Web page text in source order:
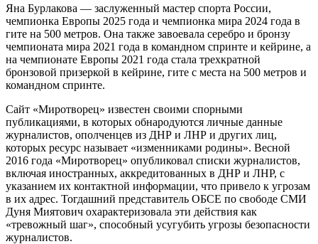
Яна Бурлакова — заслуженный мастер спорта России,
чемпионка Европы 2025 года и чемпионка мира 2024 года в
гите на 500 метров. Она также завоевала серебро и бронзу
чемпионата мира 2021 года в командном спринте и кейрине, а
на чемпионате Европы 2021 года стала трехкратной
бронзовой призеркой в кейрине, гите с места на 500 метров и
командном спринте.
Сайт «Миротворец» известен своими спорными
публикациями, в которых обнародуются личные данные
журналистов, ополченцев из ДНР и ЛНР и других лиц,
которых ресурс называет «изменниками родины». Весной
2016 года «Миротворец» опубликовал списки журналистов,
включая иностранных, аккредитованных в ДНР и ЛНР, с
указанием их контактной информации, что привело к угрозам
в их адрес. Тогдашний представитель ОБСЕ по свободе СМИ
Дуня Миятович охарактеризовала эти действия как
«тревожный шаг», способный усугубить угрозы безопасности
журналистов.